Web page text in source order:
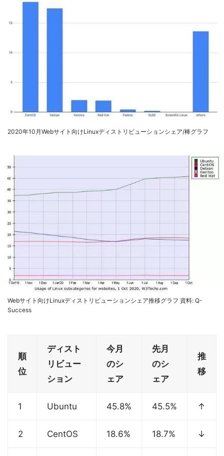
2020年10月Webサイト向けLinuxディストリビューションシェア/棒グラフ
Webサイト向けLinuxディストリビューションシェア推移グラフ 資料: Q-
Success
順
位
ディスト
リビュー
ション
今月
のシ
ェア
先月
のシ
ェア
推
移
1 Ubuntu 45.8% 45.5% ↑
2 CentOS 18.6% 18.7% ↓